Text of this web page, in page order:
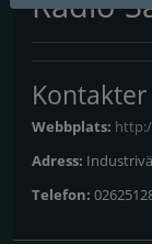
Kontakter
Webbplats:
Adress:
Telefon: